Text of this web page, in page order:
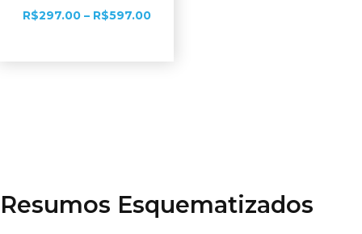
R$297.00 – R$597.00
Resumos Esquematizados